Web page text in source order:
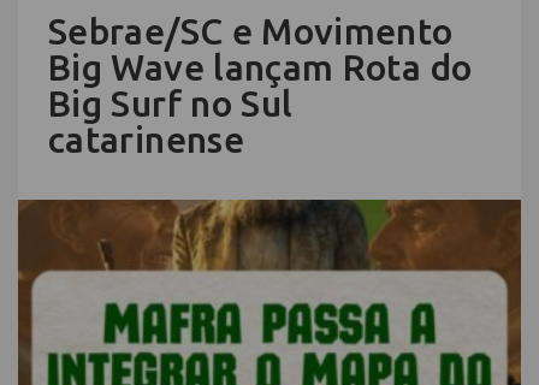
Sebrae/SC e Movimento
Big Wave lançam Rota do
Big Surf no Sul
catarinense